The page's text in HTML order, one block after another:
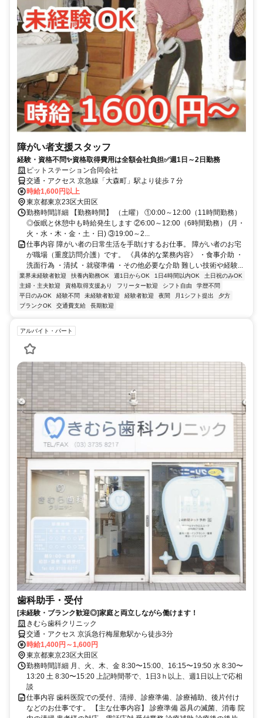
障がい者支援スタッフ
経験・資格不問✨資格取得費用は全額会社負担✅週1日～2日勤務
ピットステーション合同会社
交通・アクセス 京急線「大森町」駅より徒歩７分
時給1,600円以上
東京都東京23区大田区
勤務時間詳細 【勤務時間】 （土曜） ①0:00～12:00（11時間勤務）
◎仮眠と休憩中も時給発生します ②6:00～12:00（6時間勤務） (月・
火・水・木・金・土・日) ③19:00～2...
仕事内容 障がい者の日常生活を手助けするお仕事。 障がい者のお宅
が職場（重度訪問介護）です。 《具体的な業務内容》 ・食事介助 ・
洗面行為 ・清拭 ・就寝準備 ・その他必要な介助 難しい技術や経験...
業界未経験者歓迎 扶養内勤務OK 週1日からOK 1日4時間以内OK
土日祝のみOK
主婦・主夫歓迎
資格取得支援あり フリーター歓迎 シフト自由
学歴不問
平日のみOK
経験不問 未経験者歓迎 経験者歓迎 夜間 月1シフト提出
夕方
ブランクOK
交通費支給 長期歓迎
アルバイト・パート
歯科助手・受付
[未経験・ブランク歓迎◎]家庭と両立しながら働けます！
きむら歯科クリニック
交通・アクセス 京浜急行梅屋敷駅から徒歩3分
時給1,400円～1,600円
東京都東京23区大田区
勤務時間詳細 月、火、木、金 8:30〜15:00、16:15〜19:50 水 8:30〜
13:20 土 8:30〜15:20 上記時間帯で、1日3ｈ以上、週1日以上で応相
談
仕事内容 歯科医院での受付、清掃、診療準備、診療補助、後片付け
などのお仕事です。 【主な仕事内容】 診療準備 器具の滅菌、消毒 院